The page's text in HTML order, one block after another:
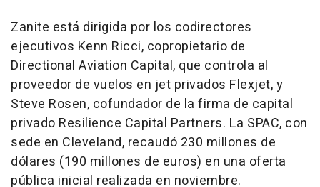
Zanite está dirigida por los codirectores
ejecutivos Kenn Ricci, copropietario de
Directional Aviation Capital, que controla al
proveedor de vuelos en jet privados Flexjet, y
Steve Rosen, cofundador de la firma de capital
privado Resilience Capital Partners. La SPAC, con
sede en Cleveland, recaudó 230 millones de
dólares (190 millones de euros) en una oferta
pública inicial realizada en noviembre.